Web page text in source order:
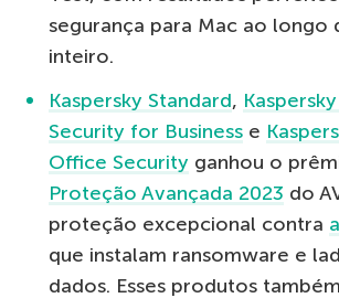
segurança para Mac ao longo
inteiro.
Kaspersky Standard,
Security for Business e
Office Security ganhou o
Proteção Avançada 2023 do
proteção excepcional contra
que instalam ransomware e
dados. Esses produtos